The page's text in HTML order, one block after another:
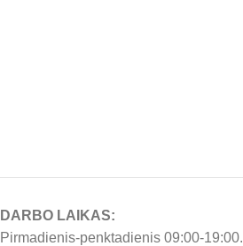
DARBO LAIKAS:
Pirmadienis-penktadienis 09:00-19:00.